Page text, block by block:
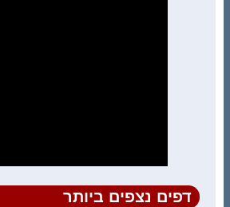
דפים נצפים ביותר